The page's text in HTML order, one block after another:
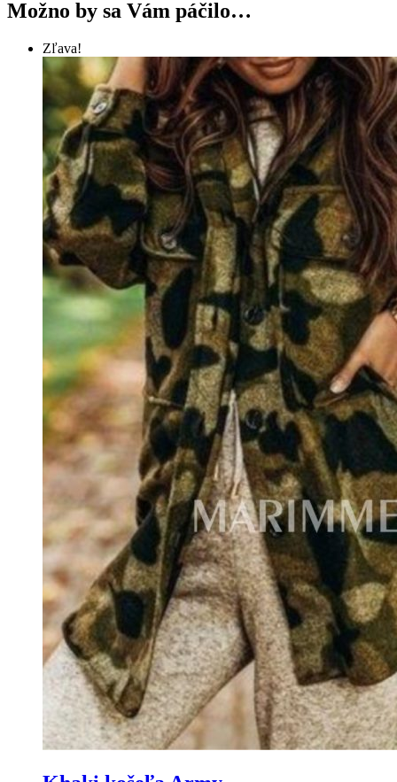
Možno by sa Vám páčilo…
Zľava!